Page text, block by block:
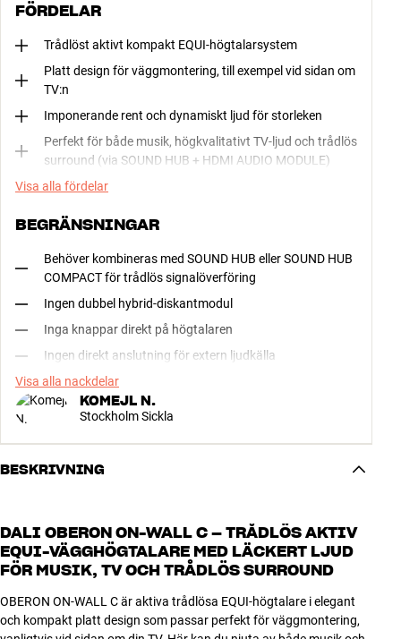
FÖRDELAR
Trådlöst aktivt kompakt EQUI-högtalarsystem
Platt design för väggmontering, till exempel vid sidan om
TV:n
Imponerande rent och dynamiskt ljud för storleken
Perfekt för både musik, högkvalitativt TV-ljud och trådlös
surround (via SOUND HUB + HDMI AUDIO MODULE)
Visa alla fördelar
BEGRÄNSNINGAR
Behöver kombineras med SOUND HUB eller SOUND HUB
COMPACT för trådlös signalöverföring
Ingen dubbel hybrid-diskantmodul
Inga knappar direkt på högtalaren
Ingen direkt anslutning för extern ljudkälla
Visa alla nackdelar
KOMEJL N.
Stockholm Sickla
BESKRIVNING
DALI OBERON ON-WALL C – TRÅDLÖS AKTIV
EQUI-VÄGGHÖGTALARE MED LÄCKERT LJUD
FÖR MUSIK, TV OCH TRÅDLÖS SURROUND
OBERON ON-WALL C är aktiva trådlösa EQUI-högtalare i elegant
och kompakt platt design som passar perfekt för väggmontering,